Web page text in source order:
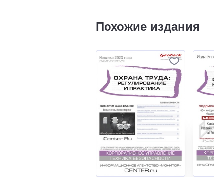
Похожие издания